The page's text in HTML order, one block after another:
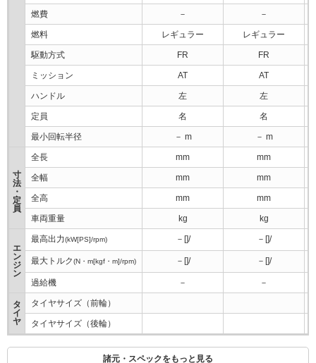
燃費 － －
燃料 レギュラー レギュラー
駆動方式 FR FR
ミッション AT AT
ハンドル 左 左
定員 名 名
最小回転半径 － m － m
寸
法
・
定
員
全長 mm mm
全幅 mm mm
全高 mm mm
車両重量 kg kg
エ
ン
ジ
ン
最高出力(kW[PS]/rpm) －[]/ －[]/
最大トルク(N・m[kgf・m]/rpm) －[]/ －[]/
過給機 － －
タ
イ
ヤ
タイヤサイズ（前輪）
タイヤサイズ（後輪）
諸元・スペックをもっと見る